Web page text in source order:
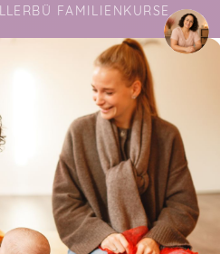
FAMILIENKURSE
about me here...